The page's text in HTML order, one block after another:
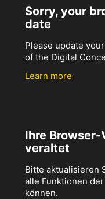
Sorry, your
date
Please update
of the Digital
Learn more
Ihre
veraltet
Bitte aktualisieren
alle Funktionen
können.